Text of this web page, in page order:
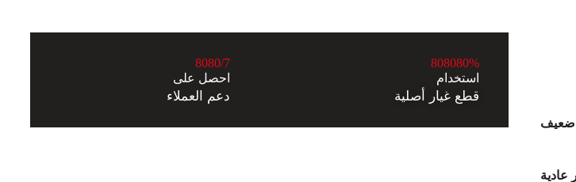
ضعيف
عادية
808080%
استخدام
قطع غيار أصلية
8080/7
احصل على
دعم العملاء